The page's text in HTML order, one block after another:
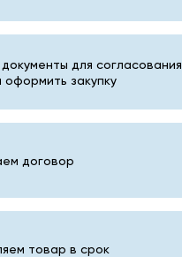
для согласования,
оформить закупку
товар в срок
договор